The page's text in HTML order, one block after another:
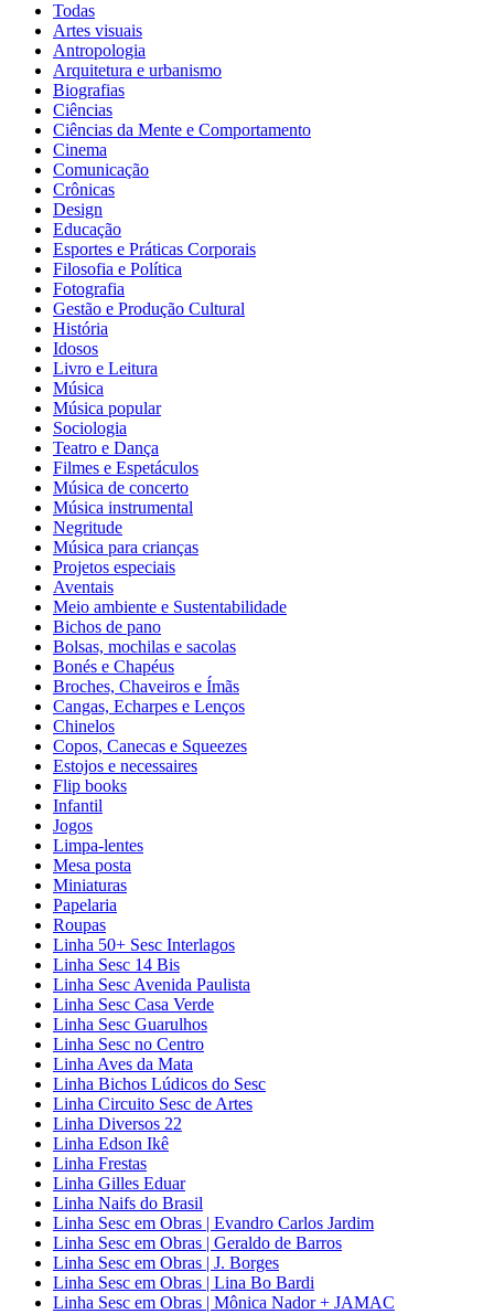
Todas
Artes visuais
Antropologia
Arquitetura e urbanismo
Biografias
Ciências
Ciências da Mente e Comportamento
Cinema
Comunicação
Crônicas
Design
Educação
Esportes e Práticas Corporais
Filosofia e Política
Fotografia
Gestão e Produção Cultural
História
Idosos
Livro e Leitura
Música
Música popular
Sociologia
Teatro e Dança
Filmes e Espetáculos
Música de concerto
Música instrumental
Negritude
Música para crianças
Projetos especiais
Aventais
Meio ambiente e Sustentabilidade
Bichos de pano
Bolsas, mochilas e sacolas
Bonés e Chapéus
Broches, Chaveiros e Ímãs
Cangas, Echarpes e Lenços
Chinelos
Copos, Canecas e Squeezes
Estojos e necessaires
Flip books
Infantil
Jogos
Limpa-lentes
Mesa posta
Miniaturas
Papelaria
Roupas
Linha 50+ Sesc Interlagos
Linha Sesc 14 Bis
Linha Sesc Avenida Paulista
Linha Sesc Casa Verde
Linha Sesc Guarulhos
Linha Sesc no Centro
Linha Aves da Mata
Linha Bichos Lúdicos do Sesc
Linha Circuito Sesc de Artes
Linha Diversos 22
Linha Edson Ikê
Linha Frestas
Linha Gilles Eduar
Linha Naifs do Brasil
Linha Sesc em Obras | Evandro Carlos Jardim
Linha Sesc em Obras | Geraldo de Barros
Linha Sesc em Obras | J. Borges
Linha Sesc em Obras | Lina Bo Bardi
Linha Sesc em Obras | Mônica Nador + JAMAC